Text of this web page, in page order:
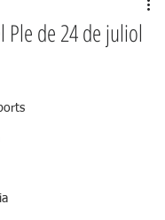
Ple de 24 de juliol